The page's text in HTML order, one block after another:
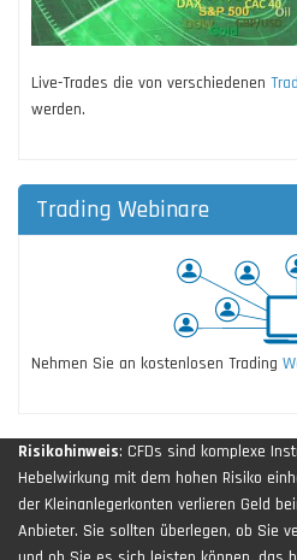
Live-Trades die von verschiedenen
werden.
Trading Webinare
Nehmen Sie an kostenlosen Trading
Risikohinweis: CFDs sind komplexe
Hebelwirkung mit dem hohen Risiko
der Kleinanlegerkonten verlieren Geld
Anbieter. Sie sollten überlegen, ob Sie